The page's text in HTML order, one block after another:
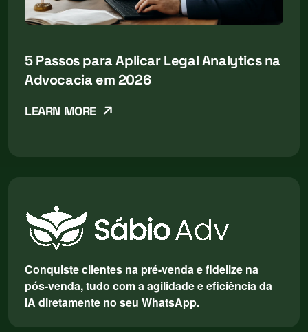
5 Passos para Aplicar Legal Analytics na
Advocacia em 2026
LEARN MORE
Conquiste clientes na pré-venda e fidelize na
pós-venda, tudo com a agilidade e eficiência da
IA diretamente no seu WhatsApp.